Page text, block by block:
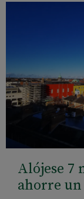
Alójese 7
ahorre un